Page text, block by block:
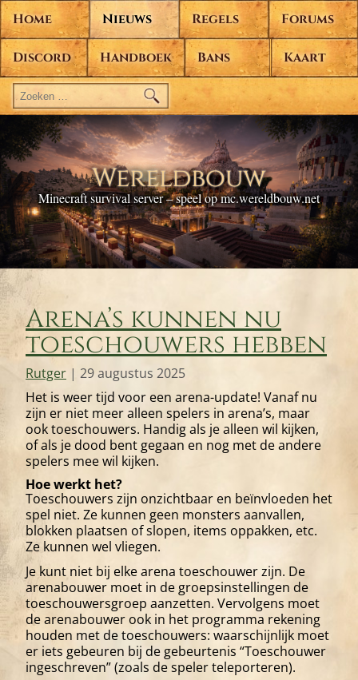
Home Nieuws Regels Forums
Discord Handboek Bans
Kaart
Zoeken
naar:
Wereldbouw
Minecraft survival server – speel op mc.wereldbouw.net
Arena’s kunnen nu
toeschouwers hebben
Rutger | 29 augustus 2025
Het is weer tijd voor een arena-update! Vanaf nu
zijn er niet meer alleen spelers in arena’s, maar
ook toeschouwers. Handig als je alleen wil kijken,
of als je dood bent gegaan en nog met de andere
spelers mee wil kijken.
Hoe werkt het?
Toeschouwers zijn onzichtbaar en beïnvloeden het
spel niet. Ze kunnen geen monsters aanvallen,
blokken plaatsen of slopen, items oppakken, etc.
Ze kunnen wel vliegen.
Je kunt niet bij elke arena toeschouwer zijn. De
arenabouwer moet in de groepsinstellingen de
toeschouwersgroep aanzetten. Vervolgens moet
de arenabouwer ook in het programma rekening
houden met de toeschouwers: waarschijnlijk moet
er iets gebeuren bij de gebeurtenis “Toeschouwer
ingeschreven” (zoals de speler teleporteren).